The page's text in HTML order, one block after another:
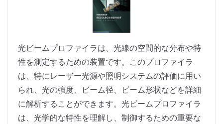
光ビームプロファイラは、光線の空間的な分布や特
性を測定するための装置です。このプロファイラ
は、特にレーザー光源や照明システムの評価に用い
られ、光の強度、ビーム径、ビーム形状などを詳細
に解析することができます。光ビームプロファイラ
は、光学的な特性を理解し、制御するための重要な